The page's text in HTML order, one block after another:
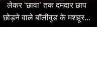
लेकर ‘छावा’ तक दमदार छाप
छोड़ने वाले बॉलीवुड के मशहूर...